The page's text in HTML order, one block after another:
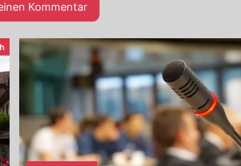
Kommentar
veröffentlicht: